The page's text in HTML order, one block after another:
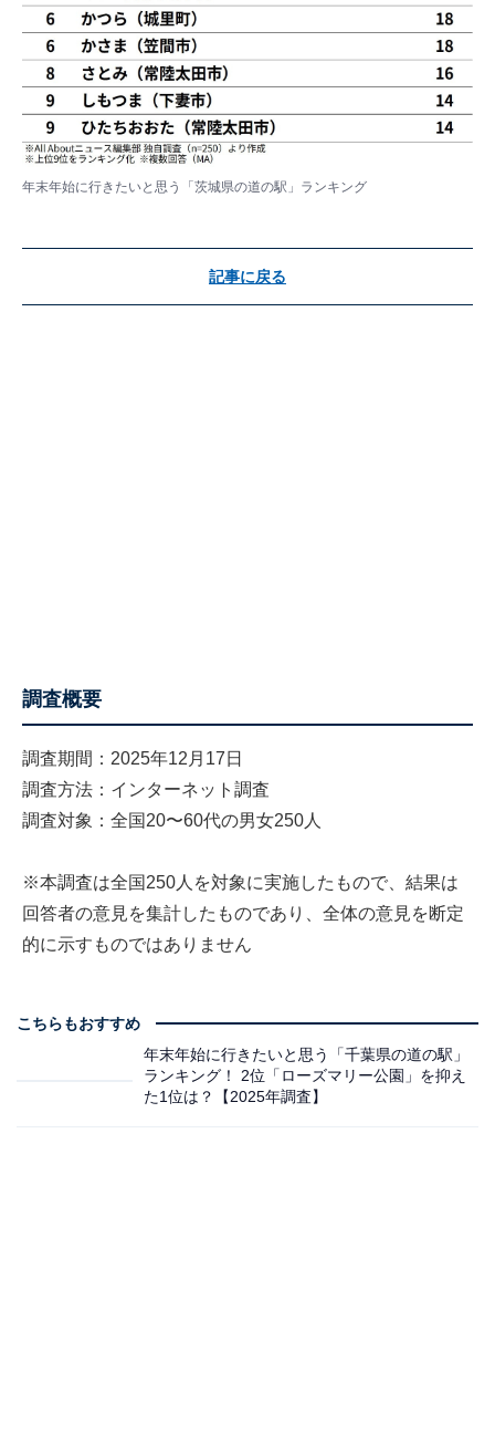
年末年始に行きたいと思う「茨城県の道の駅」ランキング
記事に戻る
調査概要
調査期間：2025年12月17日
調査方法：インターネット調査
調査対象：全国20〜60代の男女250人
※本調査は全国250人を対象に実施したもので、結果は
回答者の意見を集計したものであり、全体の意見を断定
的に示すものではありません
こちらもおすすめ
年末年始に行きたいと思う「千葉県の道の駅」
ランキング！ 2位「ローズマリー公園」を抑え
た1位は？【2025年調査】